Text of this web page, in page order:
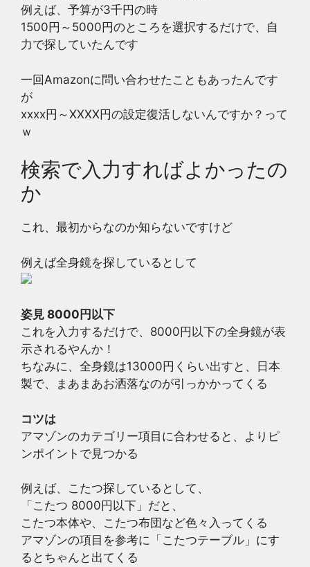
例えば、予算が3千円の時
1500円～5000円のところを選択するだけで、自
力で探していたんです
一回Amazonに問い合わせたこともあったんです
が
xxxx円～XXXX円の設定復活しないんですか？って
ｗ
検索で入力すればよかったの
か
これ、最初からなのか知らないですけど
例えば全身鏡を探しているとして
姿見 8000円以下
これを入力するだけで、8000円以下の全身鏡が表
示されるやんか！
ちなみに、全身鏡は13000円くらい出すと、日本
製で、まあまあお洒落なのが引っかかってくる
コツは
アマゾンのカテゴリー項目に合わせると、よりピ
ンポイントで見つかる
例えば、こたつ探しているとして、
「こたつ 8000円以下」だと、
こたつ本体や、こたつ布団など色々入ってくる
アマゾンの項目を参考に「こたつテーブル」にす
るとちゃんと出てくる